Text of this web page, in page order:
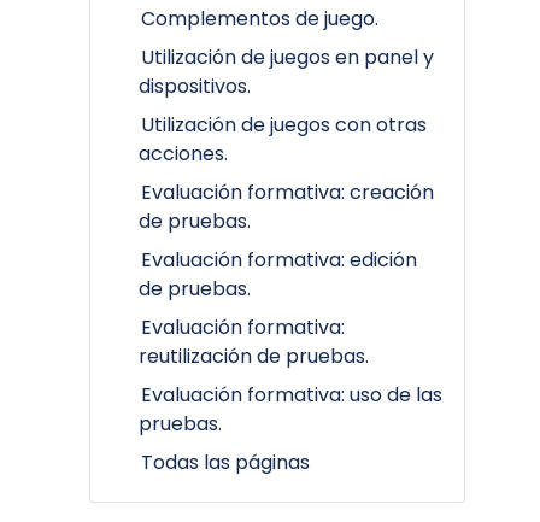
Complementos de juego.
Utilización de juegos en panel y
dispositivos.
Utilización de juegos con otras
acciones.
Evaluación formativa: creación
de pruebas.
Evaluación formativa: edición
de pruebas.
Evaluación formativa:
reutilización de pruebas.
Evaluación formativa: uso de las
pruebas.
Todas las páginas